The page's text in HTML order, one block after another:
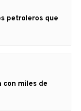
petroleros que
con miles de